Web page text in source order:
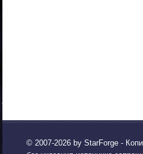
© 2007-2026 by StarForge -